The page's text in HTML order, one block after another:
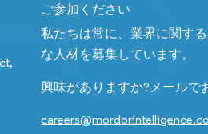
ご参加ください
私たちは常に、業界に関す
な人材を募集しています。
興味がありますか?メールで